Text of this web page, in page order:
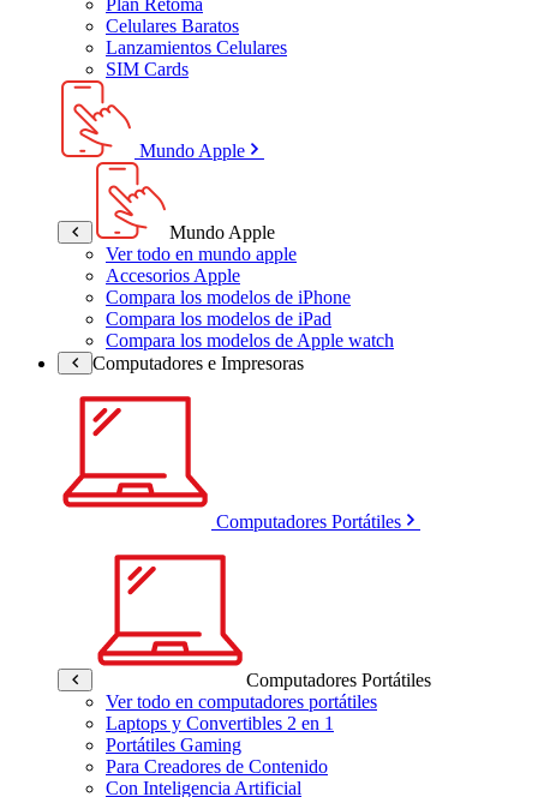
Celulares Baratos
Lanzamientos Celulares
SIM Cards
Mundo Apple
Mundo Apple
Ver todo en mundo apple
Accesorios Apple
Compara los modelos de iPhone
Compara los modelos de iPad
Compara los modelos de Apple watch
Computadores e Impresoras
Computadores Portátiles
Computadores Portátiles
Ver todo en computadores portátiles
Laptops y Convertibles 2 en 1
Portátiles Gaming
Para Creadores de Contenido
Con Inteligencia Artificial